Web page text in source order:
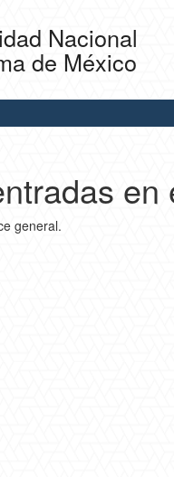
Nacional
de México
en
general.